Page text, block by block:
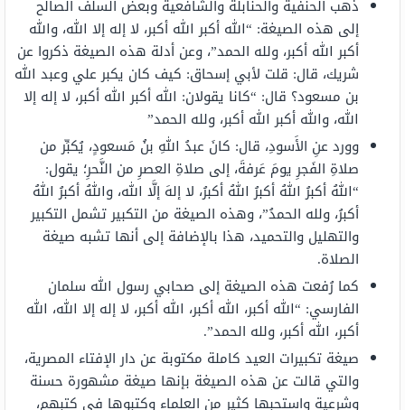
ذهب الحنفية والحنابلة والشافعية وبعض السلف الصالح
إلى هذه الصيغة: “الله أكبر الله أكبر، لا إله إلا الله، والله
أكبر الله أكبر، ولله الحمد”، وعن أدلة هذه الصيغة ذكروا عن
شريك، قال: قلت لأبي إسحاق: كيف كان يكبر علي وعبد الله
بن مسعود؟ قال: “كانا يقولان: الله أكبر الله أكبر، لا إله إلا
الله، والله أكبر الله أكبر، ولله الحمد”
وورد عنِ الأَسودِ، قال: كانَ عبدُ اللهِ بنُ مَسعودٍ، يُكبِّر من
صلاةِ الفَجرِ يومَ عَرفةَ، إلى صلاةِ العصرِ من النَّحرِ؛ يقول:
“اللهُ أكبرُ اللهُ أكبرُ اللهُ أكبرُ، لا إلهَ إلَّا الله، واللهُ أكبرُ اللهُ
أكبرُ، ولله الحمدُ”، وهذه الصيغة من التكبير تشمل التكبير
والتهليل والتحميد، هذا بالإضافة إلى أنها تشبه صيغة
الصلاة.
كما رُفعت هذه الصيغة إلى صحابي رسول الله سلمان
الفارسي: “الله أكبر، الله أكبر، الله أكبر، لا إله إلا الله، الله
أكبر، الله أكبر، ولله الحمد”.
صيغة تكبيرات العيد كاملة مكتوبة عن دار الإفتاء المصرية،
والتي قالت عن هذه الصيغة بإنها صيغة مشهورة حسنة
وشرعية واستحبها كثير من العلماء وكتبوها في كتبهم،